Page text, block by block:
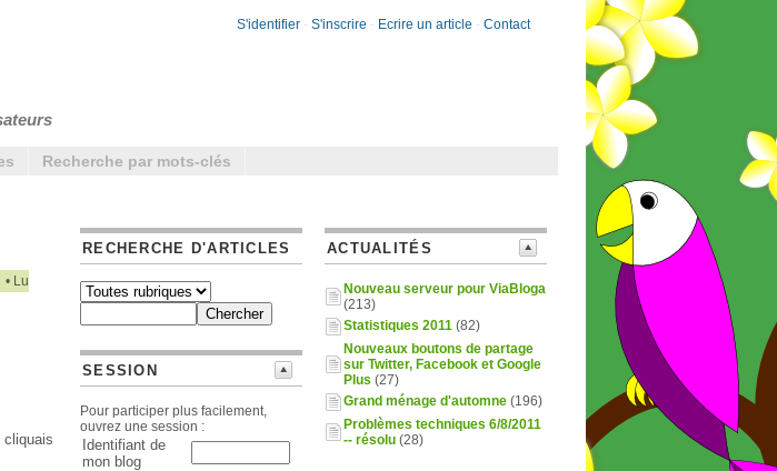
S'identifier - S'inscrire - Ecrire un article - Contact
Recherche par mots-clés
• Lu
cliquais
RECHERCHE D'ARTICLES
SESSION
Pour participer plus facilement,
ouvrez une session :
Identifiant de
mon blog
ACTUALITÉS
Nouveau serveur pour ViaBloga
(213)
Statistiques 2011 (82)
Nouveaux boutons de partage
sur Twitter, Facebook et Google
Plus (27)
Grand ménage d'automne (196)
Problèmes techniques 6/8/2011
-- résolu (28)